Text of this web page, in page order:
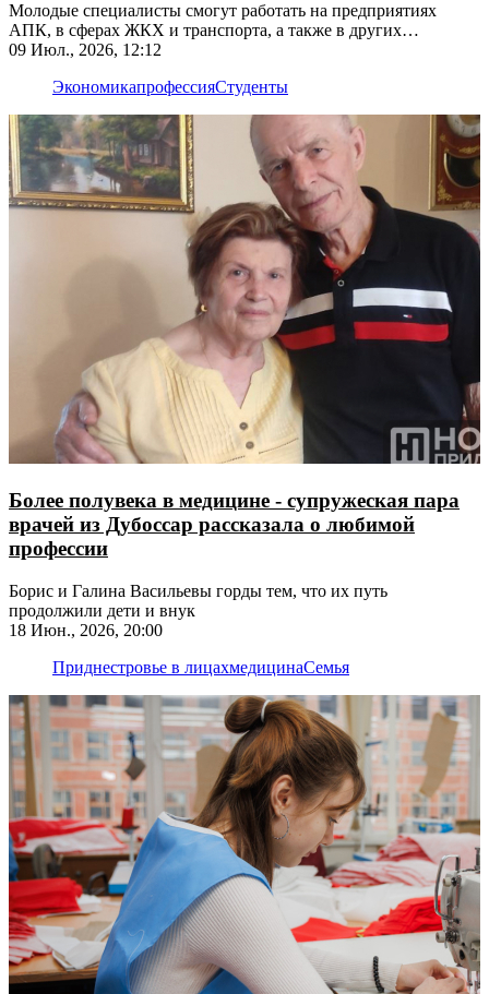
Молодые специалисты смогут работать на предприятиях
АПК, в сферах ЖКХ и транспорта, а также в других
востребованных направлениях
09 Июл., 2026, 12:12
ЭкономикапрофессияСтуденты
Более полувека в медицине - супружеская пара
врачей из Дубоссар рассказала о любимой
профессии
Борис и Галина Васильевы горды тем, что их путь
продолжили дети и внук
18 Июн., 2026, 20:00
Приднестровье в лицахмедицинаСемья